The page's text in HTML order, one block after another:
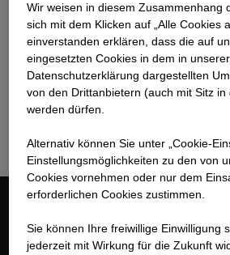
Franz Hutter
Technischer Gruppenleiter
+41 55 617 23 23
franz.hutter@strabag.com
Kontakt
Wir weisen in diesem Zusammenhang
sich mit dem Klicken auf „Alle Cookies
ein­ver­standen erklären, dass die auf
eingesetzten Cookies in dem in unserer
Datenschutzerklärung dargestellten
von den Drittanbietern (auch mit Sitz
werden dürfen.
Alternativ können Sie unter „Cookie-
Einstellungsmöglichkeiten zu den von
Cookies vornehmen oder nur dem
erforderlichen Cookies zustimmen.
Sie können Ihre freiwillige Einwilligung
jederzeit mit Wirkung für die Zukunft